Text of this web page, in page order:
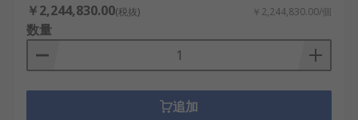
￥2,244,830.00(税抜) ￥2,244,830.00/個
数量
追加